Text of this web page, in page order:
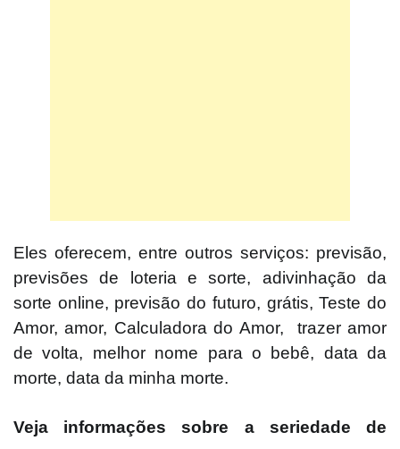
Eles oferecem, entre outros serviços: previsão,
previsões de loteria e sorte, adivinhação da
sorte online, previsão do futuro, grátis, Teste do
Amor, amor, Calculadora do Amor, trazer amor
de volta, melhor nome para o bebê, data da
morte, data da minha morte.
Veja informações sobre a seriedade de